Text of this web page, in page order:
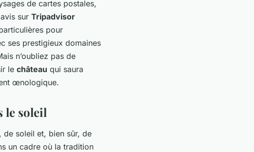
de cartes postales,
sur Tripadvisor
pour
ses prestigieux domaines
n’oubliez pas de
le château qui saura
œnologique.
le soleil
de soleil et, bien sûr, de
un cadre où la tradition